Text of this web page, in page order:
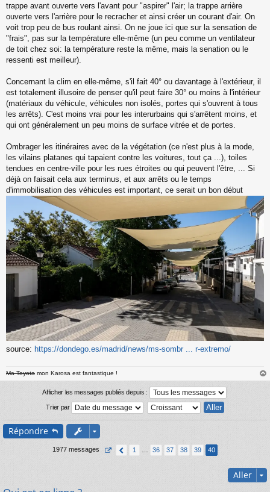
trappe avant ouverte vers l'avant pour "aspirer" l'air; la trappe arrière
ouverte vers l'arrière pour le recracher et ainsi créer un courant d'air. On
voit trop peu de bus roulant ainsi. On ne joue ici que sur la sensation de
"frais", pas sur la température elle-même (un peu comme un ventilateur
de toit chez soi: la température reste la même, mais la senation ou le
ressenti est meilleur).
Concernant la clim en elle-même, s'il fait 40° ou davantage à l'extérieur, il
est totalement illusoire de penser qu'il peut faire 30° ou moins à l'intérieur
(matériaux du véhicule, véhicules non isolés, portes qui s'ouvrent à tous
les arrêts). C'est moins vrai pour les interurbains qui s'arrêtent moins, et
qui ont généralement un peu moins de surface vitrée et de portes.
Ombrager les itinéraires avec de la végétation (ce n'est plus à la mode,
les vilains platanes qui tapaient contre les voitures, tout ça ...), toiles
tendues en centre-ville pour les rues étroites ou qui peuvent l'être, ... Si
déjà on faisait cela aux terminus, et aux arrêts ou le temps
d'immobilisation des véhicules est important, ce serait un bon début
source: https://dondego.es/madrid/news/ms-sombr ... r-extremo/
Ma Toyota mon Karosa est fantastique !
au
Afficher les messages publiés depuis :
Trier par
Répondre
1977 messages 1 36 37 38 39 40
Aller